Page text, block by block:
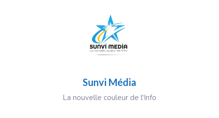
Sunvi Média
La nouvelle couleur de l'Info